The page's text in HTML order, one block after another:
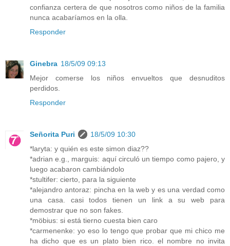
confianza certera de que nosotros como niños de la familia
nunca acabaríamos en la olla.
Responder
Ginebra 18/5/09 09:13
Mejor comerse los niños envueltos que desnuditos
perdidos.
Responder
Señorita Puri
18/5/09 10:30
*laryta: y quién es este simon diaz??
*adrian e.g., marguis: aquí circuló un tiempo como pajero, y
luego acabaron cambiándolo
*stultifer: cierto, para la siguiente
*alejandro antoraz: pincha en la web y es una verdad como
una casa. casi todos tienen un link a su web para
demostrar que no son fakes.
*möbius: si está tierno cuesta bien caro
*carmenenke: yo eso lo tengo que probar que mi chico me
ha dicho que es un plato bien rico. el nombre no invita